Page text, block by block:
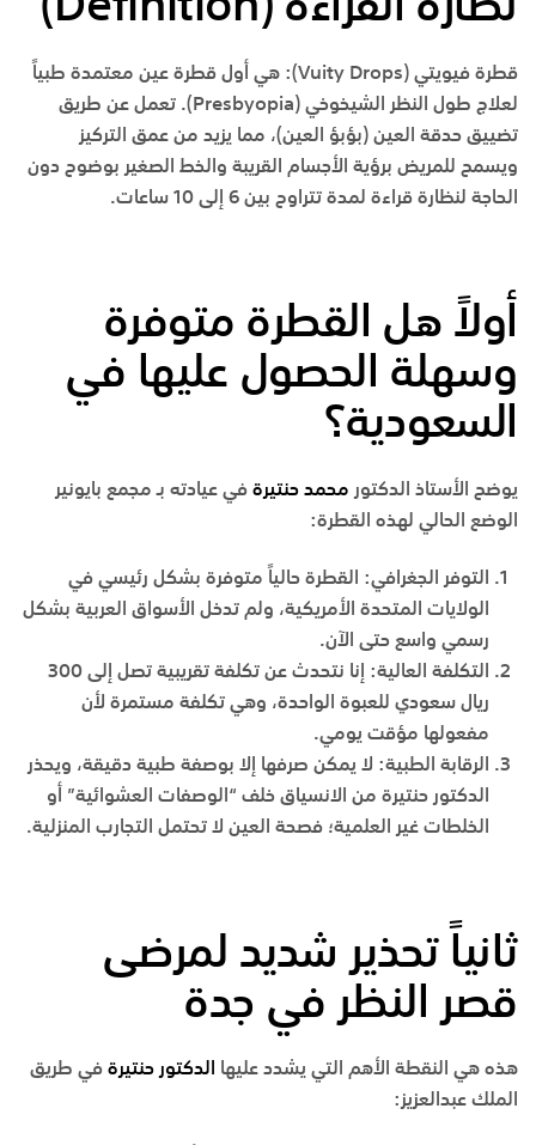
قطرة فيويتي (Vuity Drops):
هي أول قطرة عين معتمدة طبياً
لعلاج طول النظر الشيخوخي (Presbyopia). تعمل عن طريق
تضييق حدقة العين (بؤبؤ العين)، مما يزيد من عمق التركيز
ويسمح للمريض برؤية الأجسام القريبة والخط الصغير بوضوح دون
الحاجة لنظارة قراءة لمدة تتراوح بين 6 إلى 10 ساعات.
أولاً هل القطرة متوفرة
وسهلة الحصول عليها في
السعودية؟
يوضح الأستاذ الدكتور محمد حنتيرة في عيادته بـ مجمع بايونير
الوضع الحالي لهذه القطرة:
التوفر الجغرافي: القطرة حالياً متوفرة بشكل رئيسي في
الولايات المتحدة الأمريكية، ولم تدخل الأسواق العربية بشكل
رسمي واسع حتى الآن.
التكلفة العالية: إنا نتحدث عن تكلفة تقريبية تصل إلى 300
ريال سعودي للعبوة الواحدة، وهي تكلفة مستمرة لأن
مفعولها مؤقت يومي.
الرقابة الطبية: لا يمكن صرفها إلا بوصفة طبية دقيقة، ويحذر
الدكتور حنتيرة من الانسياق خلف “الوصفات العشوائية” أو
الخلطات غير العلمية؛ فصحة العين لا تحتمل التجارب المنزلية.
ثانياً تحذير شديد لمرضى
قصر النظر في جدة
هذه هي النقطة الأهم التي يشدد عليها الدكتور حنتيرة في طريق
الملك عبدالعزيز: